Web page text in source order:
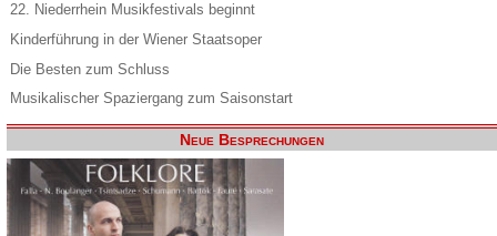
22. Niederrhein Musikfestivals beginnt
Kinderführung in der Wiener Staatsoper
Die Besten zum Schluss
Musikalischer Spaziergang zum Saisonstart
Neue Besprechungen